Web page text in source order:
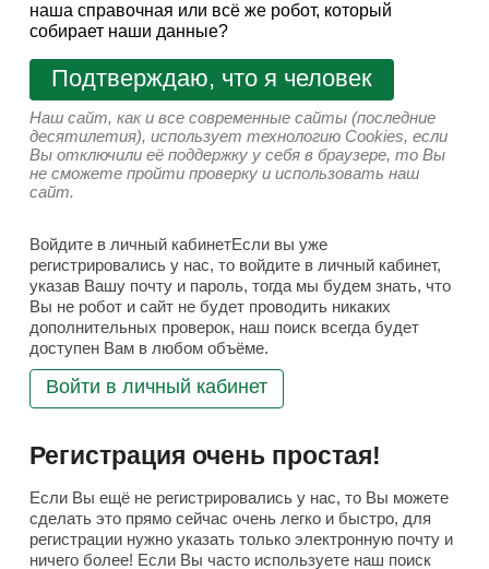
наша справочная или всё же робот, который
собирает наши данные?
Подтверждаю, что я человек
Наш сайт, как и все современные сайты (последние
десятилетия), использует технологию Cookies, если
Вы отключили её поддержку у себя в браузере, то Вы
не сможете пройти проверку и использовать наш
сайт.
Войдите в личный кабинетЕсли вы уже
регистрировались у нас, то войдите в личный кабинет,
указав Вашу почту и пароль, тогда мы будем знать, что
Вы не робот и сайт не будет проводить никаких
дополнительных проверок, наш поиск всегда будет
доступен Вам в любом объёме.
Войти в личный кабинет
Регистрация очень простая!
Если Вы ещё не регистрировались у нас, то Вы можете
сделать это прямо сейчас очень легко и быстро, для
регистрации нужно указать только электронную почту и
ничего более! Если Вы часто используете наш поиск